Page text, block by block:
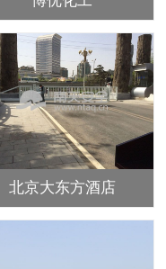
北京大东方酒店